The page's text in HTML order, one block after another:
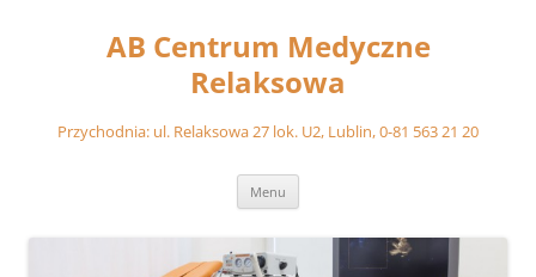
AB Centrum Medyczne
Relaksowa
Przychodnia: ul. Relaksowa 27 lok. U2, Lublin, 0-81 563 21 20
Menu